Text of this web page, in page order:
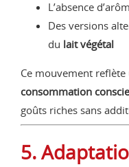
L’absence
Des versions
du lait végétal
Ce mouvement
consommation
goûts riches sans
5.